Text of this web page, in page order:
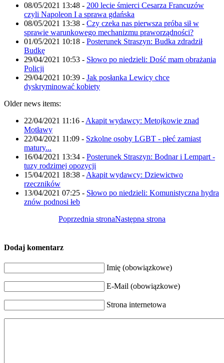
08/05/2021 13:48 - 200 lecie śmierci Cesarza Francuzów
czyli Napoleon I a sprawa gdańska
08/05/2021 13:38 - Czy czeka nas pierwsza próba sił w
sprawie warunkowego mechanizmu praworządności?
01/05/2021 10:18 - Posterunek Straszyn: Budka zdradził
Budkę
29/04/2021 10:53 - Słowo po niedzieli: Dość mam obrażania
Policji
29/04/2021 10:39 - Jak posłanka Lewicy chce
dyskryminować kobiety
Older news items:
22/04/2021 11:16 - Akapit wydawcy: Metojkowie znad
Motławy
22/04/2021 11:09 - Szkolne osoby LGBT - płeć zamiast
matury...
16/04/2021 13:34 - Posterunek Straszyn: Bodnar i Lempart -
tuzy rodzimej opozycji
15/04/2021 18:38 - Akapit wydawcy: Dziewictwo
rzeczników
13/04/2021 07:25 - Słowo po niedzieli: Komunistyczna hydra
znów podnosi łeb
Poprzednia stronaNastępna strona
Dodaj komentarz
Imię (obowiązkowe)
E-Mail (obowiązkowe)
Strona internetowa